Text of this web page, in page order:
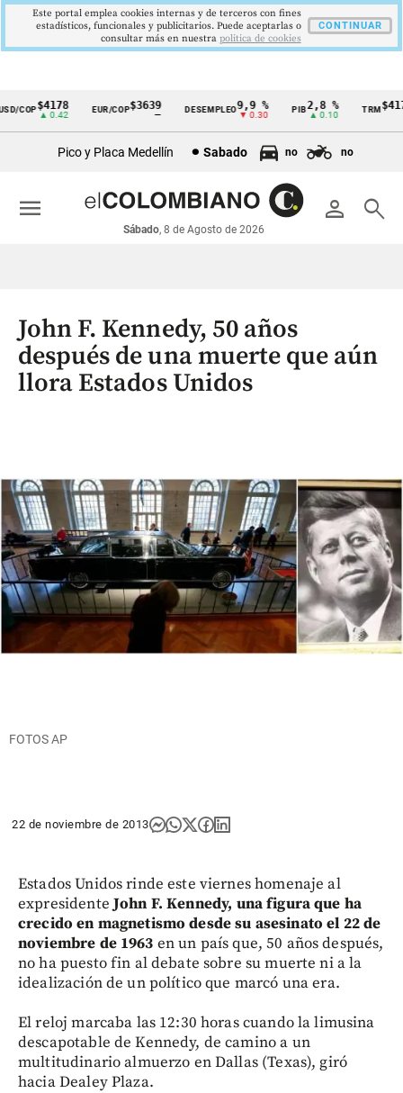
Cintillo
económicos
Colombia
COP$4178
▲ 0.42
EUR/COP$3639 DESEMPLEO9,9 %
▼ 0.30
2,8 %
▲ 0.10
TRM
Pico y Placa Medellín Sabado no no
person search
Sábado, 8 de Agosto de 2026
menu
John F. Kennedy, 50 años
después de una muerte que aún
llora Estados Unidos
FOTOS AP
22 de noviembre de 2013
Estados Unidos rinde este viernes homenaje al
expresidenteJohn F. Kennedy, una figura que ha
crecido en magnetismo desde su asesinato el 22 de
noviembre de 1963 en un país que, 50 años después,
no ha puesto fin al debate sobre su muerte ni a la
idealización de un político que marcó una era.
El reloj marcaba las 12:30 horas cuando la limusina
descapotable de Kennedy, de camino a un
multitudinario almuerzo en Dallas (Texas), giró
hacia Dealey Plaza.
Este portal emplea cookies internas y de terceros con fines
estadísticos, funcionales y publicitarios. Puede aceptarlas o
consultar más en nuestra politica de cookies
CONTINUAR